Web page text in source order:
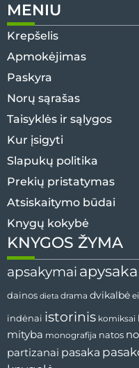
MENIU
Krepšelis
Apmokėjimas
Paskyra
Norų sąrašas
Taisyklės ir sąlygos
Kur įsigyti
Slapukų politika
Prekių pristatymas
Atsiskaitymo būdai
Knygų kokybė
KNYGOS ŽYMA
apsakymai apysaka
dainos dieta drama dvikalbė
indėnai istorinis komiksai
mityba monografija natos
partizanai pasaka